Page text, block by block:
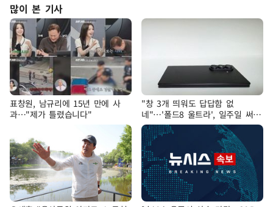
많이 본 기사
표창원, 남규리에 15년 만에 사
과…"제가 틀렸습니다"
"창 3개 띄워도 답답함 없
네"…'폴드8 울트라', 일주일 써보
니